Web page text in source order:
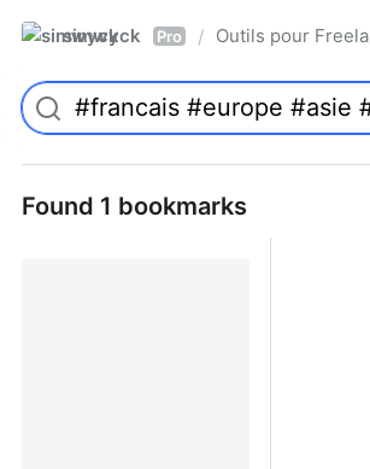
simwyck Pro / Outils pour
Found 1 bookmarks